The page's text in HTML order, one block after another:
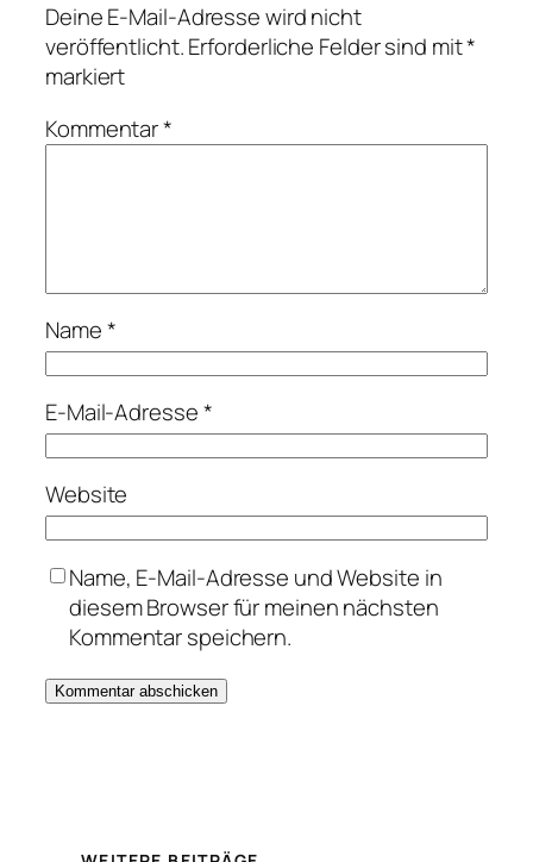
Deine E-Mail-Adresse wird nicht
veröffentlicht.Erforderliche Felder sind mit*
markiert
Kommentar*
Name*
E-Mail-Adresse*
Website
Name, E-Mail-Adresse und Website in
diesem Browser für meinen nächsten
Kommentar speichern.